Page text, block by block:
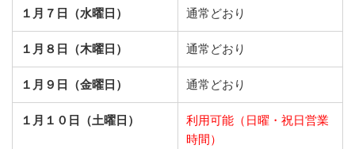
１月７日（水曜日） 通常どおり
１月８日（木曜日） 通常どおり
１月９日（金曜日） 通常どおり
１月１０日（土曜日）
利用可能（日曜・祝日営業
時間）